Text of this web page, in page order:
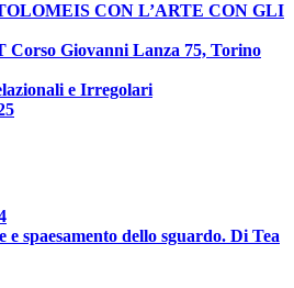
CON L’ARTE CON GLI
Giovanni Lanza 75, Torino
e Irregolari
e spaesamento dello sguardo. Di Tea